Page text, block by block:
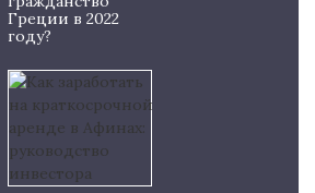
Греции в 2022
году?